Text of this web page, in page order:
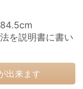
84.5cm
を説明書に書い
出来ます